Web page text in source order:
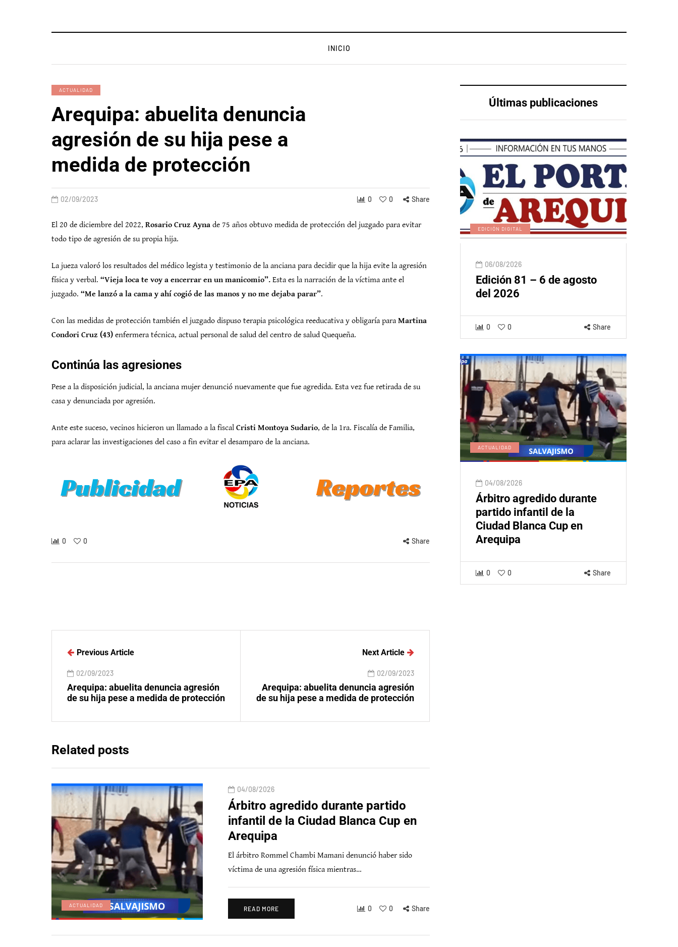
INICIO
ACTUALIDAD
Arequipa: abuelita denuncia
agresión de su hija pese a
medida de protección
02/09/2023 0 0 Share
El 20 de diciembre del 2022, Rosario Cruz Ayna de 75 años obtuvo medida de protección del juzgado para evitar
todo tipo de agresión de su propia hija.
La jueza valoró los resultados del médico legista y testimonio de la anciana para decidir que la hija evite la agresión
física y verbal. “Vieja loca te voy a encerrar en un manicomio”. Esta es la narración de la víctima ante el
juzgado. “Me lanzó a la cama y ahí cogió de las manos y no me dejaba parar”.
Con las medidas de protección también el juzgado dispuso terapia psicológica reeducativa y obligaría para Martina
Condori Cruz (43) enfermera técnica, actual personal de salud del centro de salud Quequeña.
Continúa las agresiones
Pese a la disposición judicial, la anciana mujer denunció nuevamente que fue agredida. Esta vez fue retirada de su
casa y denunciada por agresión.
Ante este suceso, vecinos hicieron un llamado a la fiscal Cristi Montoya Sudario, de la 1ra. Fiscalía de Familia,
para aclarar las investigaciones del caso a fin evitar el desamparo de la anciana.
0 0 Share
Últimas publicaciones
EDICIÓN DIGITAL
06/08/2026
Edición 81 – 6 de agosto
del 2026
0 0 Share
ACTUALIDAD
04/08/2026
Árbitro agredido durante
partido infantil de la
Ciudad Blanca Cup en
Arequipa
0 0 Share
Previous Article
02/09/2023
Arequipa: abuelita denuncia agresión
de su hija pese a medida de protección
Next Article
02/09/2023
Arequipa: abuelita denuncia agresión
de su hija pese a medida de protección
Related posts
ACTUALIDAD
04/08/2026
Árbitro agredido durante partido
infantil de la Ciudad Blanca Cup en
Arequipa
El árbitro Rommel Chambi Mamani denunció haber sido
víctima de una agresión física mientras…
READ MORE 0 0 Share